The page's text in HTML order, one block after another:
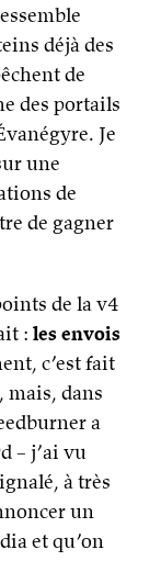
déjà des
de
des portails
Je
une
de
de gagner
de la v4
: les envois
c’est fait
, mais, dans
a
– j’ai vu
à très
un
et qu’on